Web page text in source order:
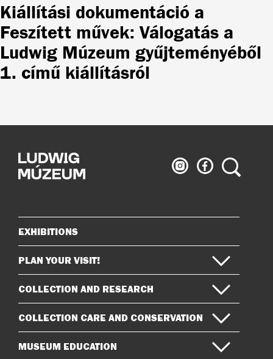
Kiállítási dokumentáció a
Feszített művek: Válogatás a
Ludwig Múzeum gyűjteményéből
1. című kiállításról
Ludwig
Museum
Ludwig
Museum
Search
Sitemap
EXHIBITIONS
PLAN YOUR VISIT!
COLLECTION AND RESEARCH
COLLECTION CARE AND CONSERVATION
MUSEUM EDUCATION